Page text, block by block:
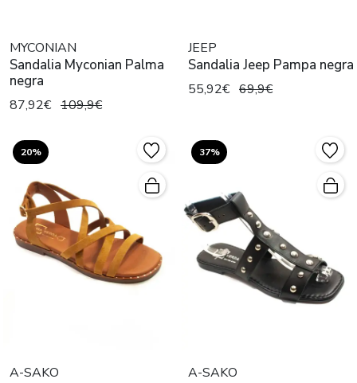
MYCONIAN
Sandalia Myconian Palma
negra
87,92€ 109,9€
JEEP
Sandalia Jeep Pampa negra
55,92€ 69,9€
20%
A-SAKO
37%
A-SAKO